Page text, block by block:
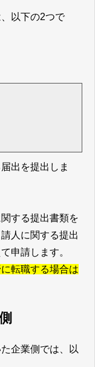
以下の2つで
出を提出しま
する提出書類を
人に関する提出
申請します。
転職する場合は
企業側では、以